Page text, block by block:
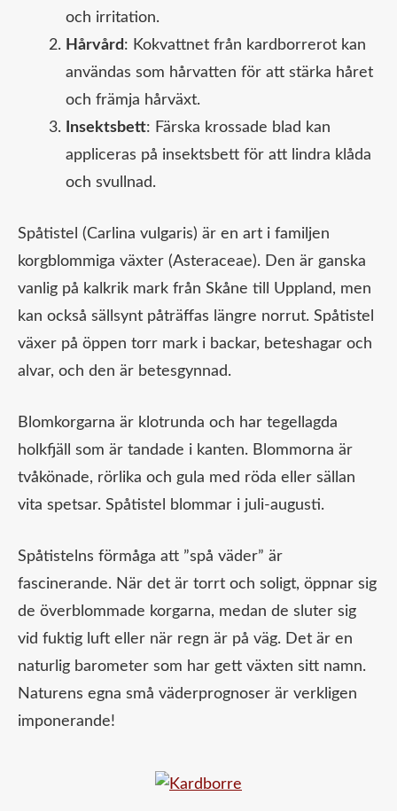
och irritation.
Hårvård: Kokvattnet från kardborrerot kan
användas som hårvatten för att stärka håret
och främja hårväxt.
Insektsbett: Färska krossade blad kan
appliceras på insektsbett för att lindra klåda
och svullnad.
Spåtistel (Carlina vulgaris) är en art i familjen
korgblommiga växter (Asteraceae). Den är ganska
vanlig på kalkrik mark från Skåne till Uppland, men
kan också sällsynt påträffas längre norrut. Spåtistel
växer på öppen torr mark i backar, beteshagar och
alvar, och den är betesgynnad.
Blomkorgarna är klotrunda och har tegellagda
holkfjäll som är tandade i kanten. Blommorna är
tvåkönade, rörlika och gula med röda eller sällan
vita spetsar. Spåtistel blommar i juli-augusti.
Spåtistelns förmåga att ”spå väder” är
fascinerande. När det är torrt och soligt, öppnar sig
de överblommade korgarna, medan de sluter sig
vid fuktig luft eller när regn är på väg. Det är en
naturlig barometer som har gett växten sitt namn.
Naturens egna små väderprognoser är verkligen
imponerande!